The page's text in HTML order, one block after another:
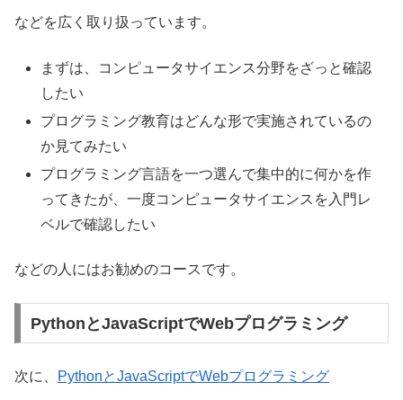
などを広く取り扱っています。
まずは、コンピュータサイエンス分野をざっと確認
したい
プログラミング教育はどんな形で実施されているの
か見てみたい
プログラミング言語を一つ選んで集中的に何かを作
ってきたが、一度コンピュータサイエンスを入門レ
ベルで確認したい
などの人にはお勧めのコースです。
PythonとJavaScriptでWebプログラミング
次に、 PythonとJavaScriptでWebプログラミング